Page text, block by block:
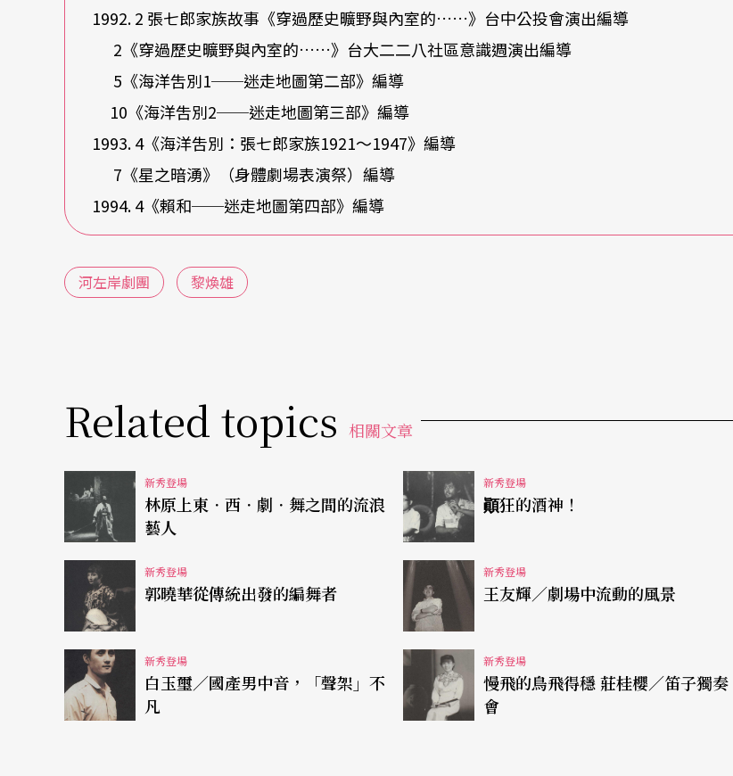
1992. 2 張七郎家族故事《穿過歷史曠野與內室的……》台中公投會演出編導
2《穿過歷史曠野與內室的……》台大二二八社區意識週演出編導
5《海洋吿別1──迷走地圖第二部》編導
10《海洋吿別2──迷走地圖第三部》編導
1993. 4《海洋吿別：張七郎家族1921〜1947》編導
7《星之暗湧》（身體劇場表演祭）編導
1994. 4《賴和──迷走地圖第四部》編導
河左岸劇團 黎煥雄
Related topics 相關文章
新秀登場
林原上東．西．劇．舞之間的流浪
藝人
新秀登場
顚狂的酒神！
新秀登場
郭曉華從傳統出發的編舞者
新秀登場
王友輝／劇場中流動的風景
新秀登場
白玉璽／國產男中音，「聲架」不
凡
新秀登場
慢飛的鳥飛得穩 莊桂櫻／笛子獨奏
會